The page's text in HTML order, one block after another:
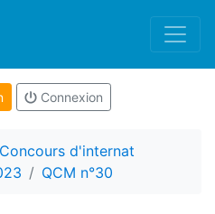
Connexion
Concours d'internat
QCM n°30